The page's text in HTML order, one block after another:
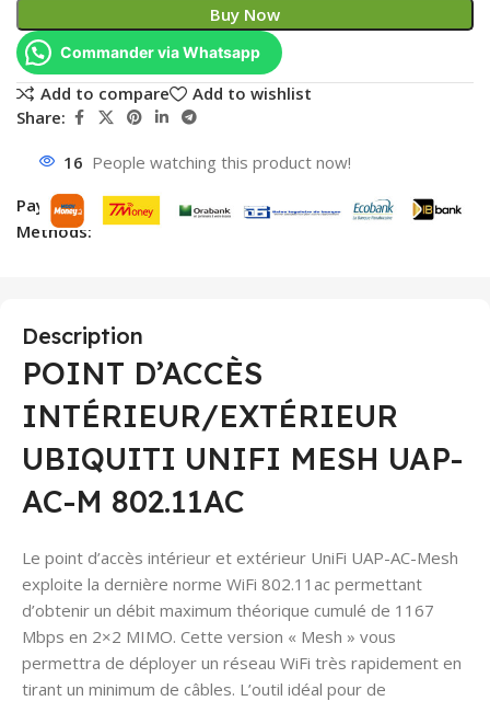
Buy Now
Commander via Whatsapp
Add to compare
Add to wishlist
Share:
16 People watching this product now!
Payment
Methods:
Description
POINT D’ACCÈS
INTÉRIEUR/EXTÉRIEUR
UBIQUITI UNIFI MESH UAP-
AC-M 802.11AC
Le point d’accès intérieur et extérieur UniFi UAP-AC-Mesh
exploite la dernière norme WiFi 802.11ac permettant
d’obtenir un débit maximum théorique cumulé de 1167
Mbps en 2×2 MIMO. Cette version « Mesh » vous
permettra de déployer un réseau WiFi très rapidement en
tirant un minimum de câbles. L’outil idéal pour de